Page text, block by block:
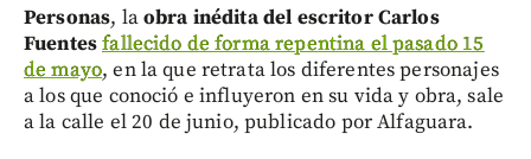
Personas, laobra inédita del escritor Carlos
Fuentesfallecido de forma repentina el pasado 15
de mayo, en la que retrata los diferentes personajes
a los que conoció e influyeron en su vida y obra, sale
a la calle el 20 de junio, publicado por Alfaguara.